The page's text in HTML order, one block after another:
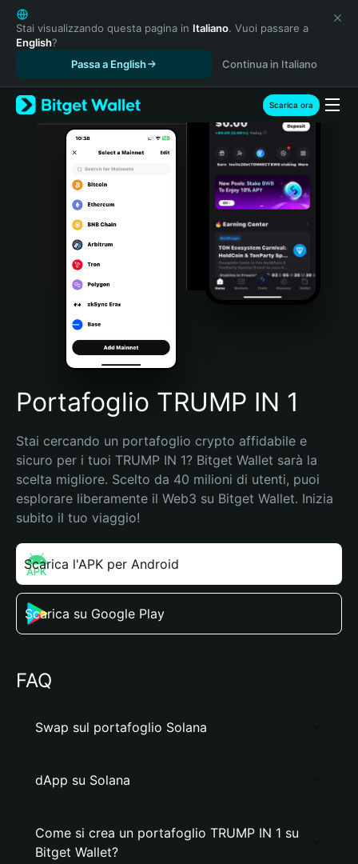
English
日本語
Tiếng Việt
Español (Latinoamérica)
Türkçe
Italiano
Português (Portugal)
Bahasa Indonesia
Português (Brasil)
Español (Argentina)
Stai visualizzando questa pagina in Italiano. Vuoi passare a
English?
Passa a English
Continua in Italiano
Scarica ora
Portafoglio TRUMP IN 1
Stai cercando un portafoglio crypto affidabile e
sicuro per i tuoi TRUMP IN 1? Bitget Wallet sarà la
scelta migliore. Scelto da 40 milioni di utenti, puoi
esplorare liberamente il Web3 su Bitget Wallet. Inizia
subito il tuo viaggio!
Scarica l'APK per Android
Scarica su Google Play
FAQ
Swap sul portafoglio Solana
dApp su Solana
Come si crea un portafoglio TRUMP IN 1 su
Bitget Wallet?